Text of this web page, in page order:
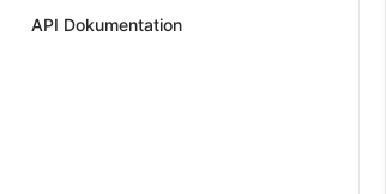
API Dokumentation